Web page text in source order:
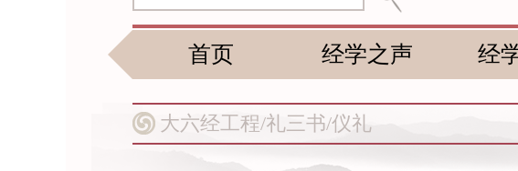
首页 经学之声 经
大六经工程/礼三书/仪礼